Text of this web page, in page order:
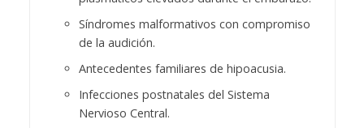
Síndromes malformativos con compromiso
de la audición.
Antecedentes familiares de hipoacusia.
Infecciones postnatales del Sistema
Nervioso Central.